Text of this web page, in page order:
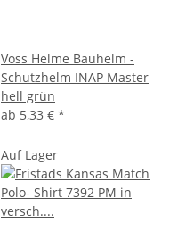
Voss Helme Bauhelm -
Schutzhelm INAP Master
hell grün
ab 5,33 € *
Auf Lager